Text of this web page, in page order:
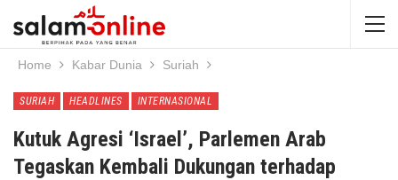
Home Kabar Dunia Suriah
SURIAH HEADLINES INTERNASIONAL
Kutuk Agresi ‘Israel’, Parlemen Arab
Tegaskan Kembali Dukungan terhadap